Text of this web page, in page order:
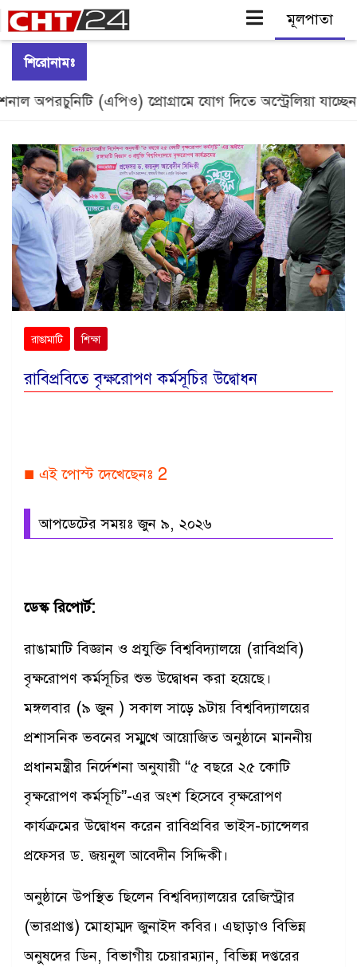
Skip
to
শিরোনামঃ
(এপিও) প্রোগ্রামে যোগ দিতে অস্ট্রেলিয়া যাচ্ছেন
রাঙামাটি শিক্ষা
রাবিপ্রবিতে বৃক্ষরোপণ কর্মসূচির উদ্বোধন
■ এই পোস্ট দেখেছেনঃ 2
আপডেটের সময়ঃ জুন ৯, ২০২৬
ডেস্ক রিপোর্ট:
রাঙামাটি বিজ্ঞান ও প্রযুক্তি বিশ্ববিদ্যালয়ে (রাবিপ্রবি)
বৃক্ষরোপণ কর্মসূচির শুভ উদ্বোধন করা হয়েছে।
মঙ্গলবার (৯ জুন ) সকাল সাড়ে ৯টায় বিশ্ববিদ্যালয়ের
প্রশাসনিক ভবনের সম্মুখে আয়োজিত অনুষ্ঠানে মাননীয়
প্রধানমন্ত্রীর নির্দেশনা অনুযায়ী “৫ বছরে ২৫ কোটি
বৃক্ষরোপণ কর্মসূচি”-এর অংশ হিসেবে বৃক্ষরোপণ
কার্যক্রমের উদ্বোধন করেন রাবিপ্রবির ভাইস-চ্যান্সেলর
প্রফেসর ড. জয়নুল আবেদীন সিদ্দিকী।
অনুষ্ঠানে উপস্থিত ছিলেন বিশ্ববিদ্যালয়ের রেজিস্ট্রার
(ভারপ্রাপ্ত) মোহাম্মদ জুনাইদ কবির। এছাড়াও বিভিন্ন
অনুষদের ডিন, বিভাগীয় চেয়ারম্যান, বিভিন্ন দপ্তরের